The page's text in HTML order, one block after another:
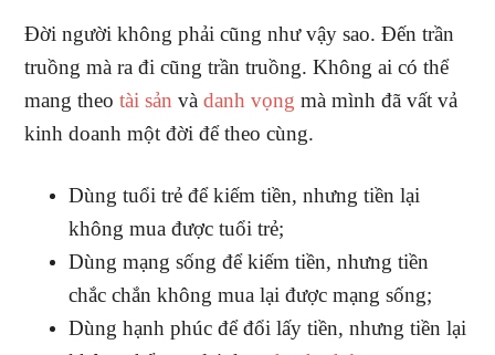
Đời người không phải cũng như vậy sao. Đến trần
truồng mà ra đi cũng trần truồng. Không ai có thể
mang theotài sản vàdanh vọng mà mình đã vất vả
kinh doanh một đời để theo cùng.
Dùng tuổi trẻ để kiếm tiền, nhưng tiền lại
không mua được tuổi trẻ;
Dùng mạng sống để kiếm tiền, nhưng tiền
chắc chắn không mua lại được mạng sống;
Dùng hạnh phúc để đổi lấy tiền, nhưng tiền lại